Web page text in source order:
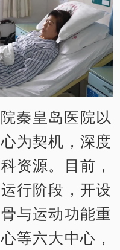
秦皇岛医院以
为契机，深度
资源。目前，
行阶段，开设
与运动功能重
等六大中心，